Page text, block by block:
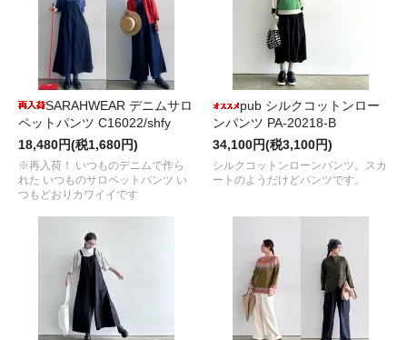
SARAHWEAR デニムサロ
ペットパンツ C16022/shfy
18,480円(税1,680円)
※再入荷！ いつものデニムで作ら
れた いつものサロペットパンツ い
つもどおりカワイイです
pub シルクコットンロー
ンパンツ PA-20218-B
34,100円(税3,100円)
シルクコットンローンパンツ。スカ
ートのようだけどパンツです。